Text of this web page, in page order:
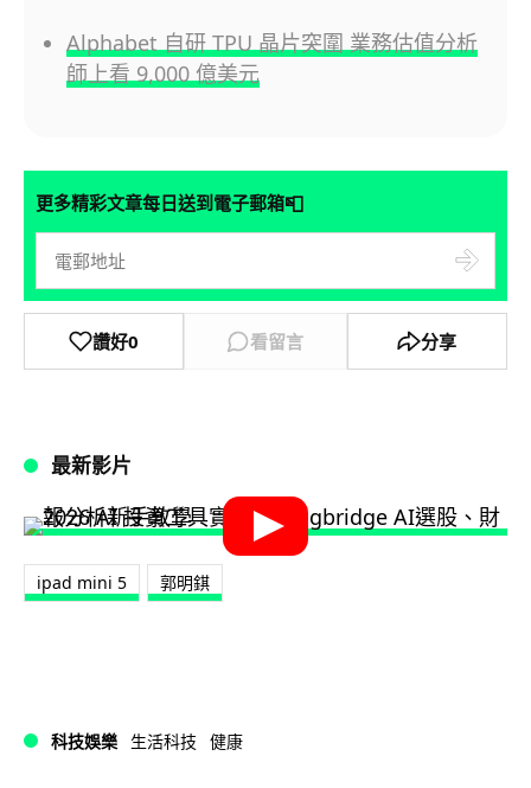
Alphabet 自研 TPU 晶片突圍 業務估值分析
師上看 9,000 億美元
更多精彩文章每日送到電子郵箱📮
讚好0 看留言 分享
最新影片
ipad mini 5 郭明錤
科技娛樂 生活科技 健康